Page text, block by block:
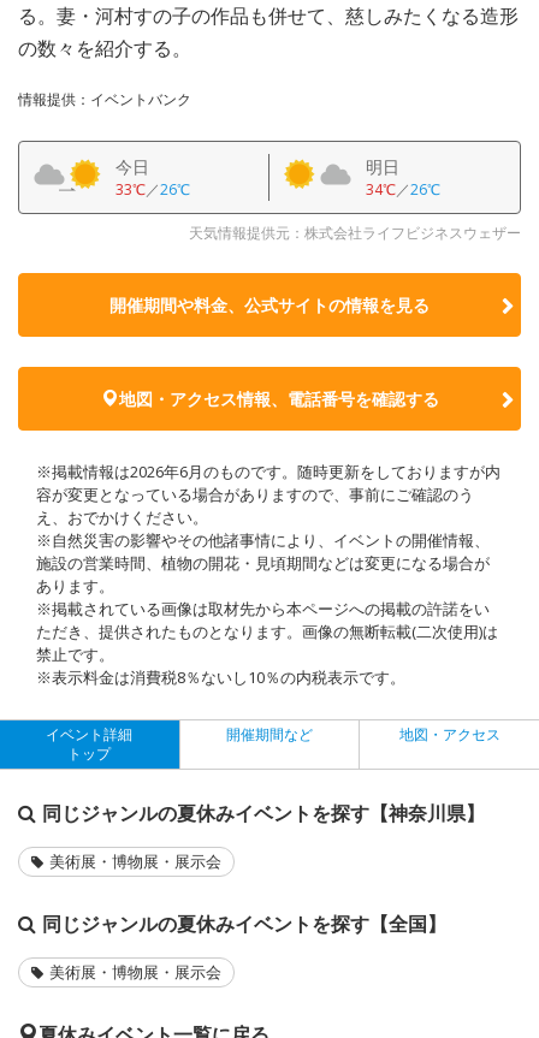
る。妻・河村すの子の作品も併せて、慈しみたくなる造形
の数々を紹介する。
情報提供：イベントバンク
今日
33℃／26℃
明日
34℃／26℃
天気情報提供元：株式会社ライフビジネスウェザー
開催期間や料金、公式サイトの情報を見る
地図・アクセス情報、電話番号を確認する
※掲載情報は2026年6月のものです。随時更新をしておりますが内
容が変更となっている場合がありますので、事前にご確認のう
え、おでかけください。
※自然災害の影響やその他諸事情により、イベントの開催情報、
施設の営業時間、植物の開花・見頃期間などは変更になる場合が
あります。
※掲載されている画像は取材先から本ページへの掲載の許諾をい
ただき、提供されたものとなります。画像の無断転載(二次使用)は
禁止です。
※表示料金は消費税8％ないし10％の内税表示です。
イベント詳細
トップ
開催期間など 地図・アクセス
同じジャンルの夏休みイベントを探す【神奈川県】
美術展・博物展・展示会
同じジャンルの夏休みイベントを探す【全国】
美術展・博物展・展示会